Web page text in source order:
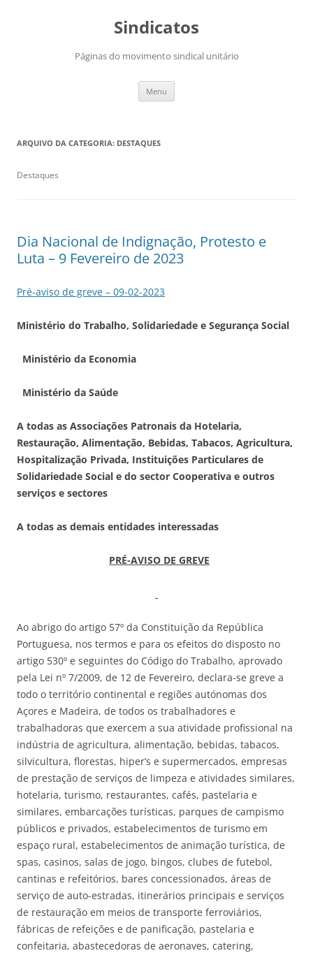
Sindicatos
Páginas do movimento sindical unitário
Menu
ARQUIVO DA CATEGORIA: DESTAQUES
Destaques
Dia Nacional de Indignação, Protesto e
Luta – 9 Fevereiro de 2023
Pré-aviso de greve – 09-02-2023
Ministério do Trabalho, Solidariedade e Segurança Social
Ministério da Economia
Ministério da Saúde
A todas as Associações Patronais da Hotelaria,
Restauração, Alimentação, Bebidas, Tabacos, Agricultura,
Hospitalização Privada, Instituições Particulares de
Solidariedade Social e do sector Cooperativa e outros
serviços e sectores
A todas as demais entidades interessadas
PRÉ-AVISO DE GREVE
Ao abrigo do artigo 57º da Constituição da República
Portuguesa, nos termos e para os efeitos do disposto no
artigo 530º e seguintes do Código do Trabalho, aprovado
pela Lei nº 7/2009, de 12 de Fevereiro, declara-se greve a
todo o território continental e regiões autónomas dos
Açores e Madeira, de todos os trabalhadores e
trabalhadoras que exercem a sua atividade profissional na
indústria de agricultura, alimentação, bebidas, tabacos,
silvicultura, florestas, hiper’s e supermercados, empresas
de prestação de serviços de limpeza e atividades similares,
hotelaria, turismo, restaurantes, cafés, pastelaria e
similares, embarcações turísticas, parques de campismo
públicos e privados, estabelecimentos de turismo em
espaço rural, estabelecimentos de animação turística, de
spas, casinos, salas de jogo, bingos, clubes de futebol,
cantinas e refeitórios, bares concessionados, áreas de
serviço de auto-estradas, itinerários principais e serviços
de restauração em meios de transporte ferroviários,
fábricas de refeições e de panificação, pastelaria e
confeitaria, abastecedoras de aeronaves, catering,